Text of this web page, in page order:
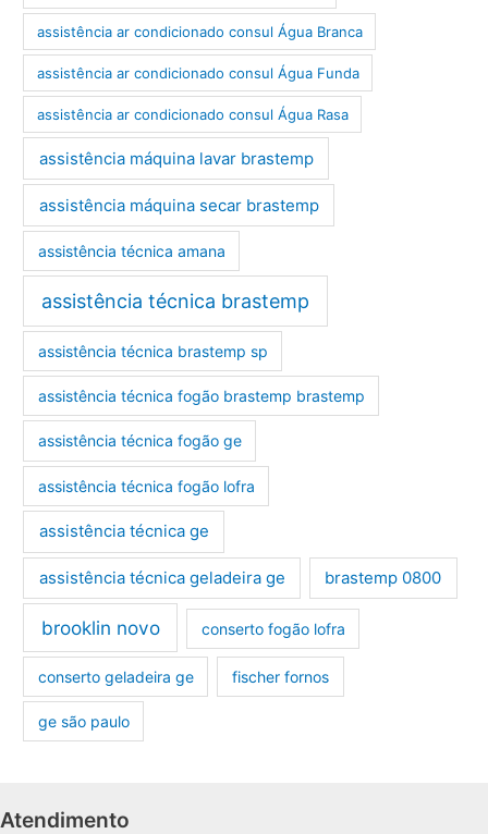
assistência ar condicionado consul Água Branca
assistência ar condicionado consul Água Funda
assistência ar condicionado consul Água Rasa
assistência máquina lavar brastemp
assistência máquina secar brastemp
assistência técnica amana
assistência técnica brastemp
assistência técnica brastemp sp
assistência técnica fogão brastemp brastemp
assistência técnica fogão ge
assistência técnica fogão lofra
assistência técnica ge
assistência técnica geladeira ge brastemp 0800
brooklin novo conserto fogão lofra
conserto geladeira ge fischer fornos
ge são paulo
Atendimento